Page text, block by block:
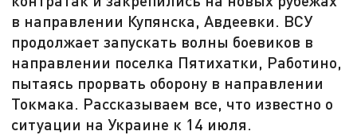
в направлении Купянска, Авдеевки. ВСУ
продолжает запускать волны боевиков в
направлении поселка Пятихатки, Работино,
пытаясь прорвать оборону в направлении
Токмака. Рассказываем все, что известно о
ситуации на Украине к 14 июля.